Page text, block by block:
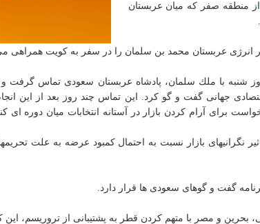
از منطقه صفر كه میان عربستان
انرژی عربستان محمد بن سلمان را در سفر به كویت همراهی
شنبه با ملك سلمان، پادشاه عربستان سعودی تماس گرفت
جهانی گفت و گو كرد. این تماس چند روز بعد از این
برای آرام كردن بازار در آستانه انتخابات میان دوره ای
نگرانیهای بازار نسبت به احتمال كمبود عرضه به علت
گفت و گوهای سعودی ها قرار دارد.
بحرین و مصر با متهم كردن قطر به پشتیبانی از تروریسم، این